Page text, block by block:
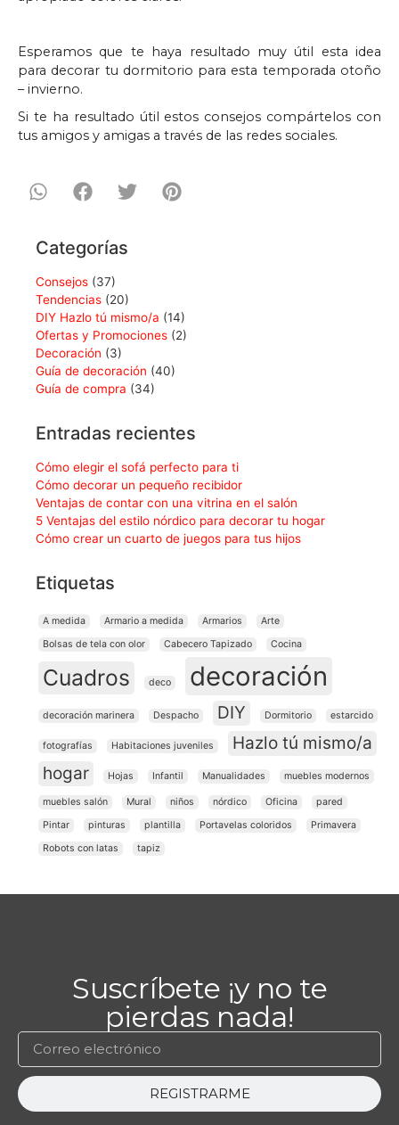
Esperamos que te haya resultado muy útil esta idea
para decorar tu dormitorio para esta temporada otoño
– invierno.
Si te ha resultado útil estos consejos compártelos con
tus amigos y amigas a través de las redes sociales.
Categorías
Consejos (37)
Tendencias (20)
DIY Hazlo tú mismo/a (14)
Ofertas y Promociones (2)
Decoración (3)
Guía de decoración (40)
Guía de compra (34)
Entradas recientes
Cómo elegir el sofá perfecto para ti
Cómo decorar un pequeño recibidor
Ventajas de contar con una vitrina en el salón
5 Ventajas del estilo nórdico para decorar tu hogar
Cómo crear un cuarto de juegos para tus hijos
Etiquetas
A medida Armario a medida Armarios
Arte
Bolsas de tela con olor
Cabecero Tapizado Cocina
Cuadros deco decoración
decoración marinera Despacho DIY Dormitorio estarcido
fotografías Habitaciones juveniles
Hazlo tú mismo/a
hogar
Hojas Infantil Manualidades muebles modernos
muebles salón Mural niños nórdico Oficina
pared
Pintar
pinturas plantilla Portavelas coloridos
Primavera
Robots con latas
tapiz
Suscríbete ¡y no te
pierdas nada!
REGISTRARME